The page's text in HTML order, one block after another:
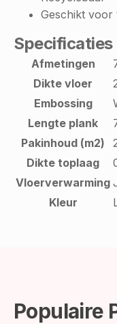
Geschikt
Specificaties
Afmetingen
Dikte vloer
Embossing
Lengte plank
Pakinhoud (m2)
Dikte toplaag
Vloerverwarming
Kleur
Populaire